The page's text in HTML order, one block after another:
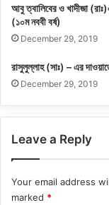
আবু ত্বালিবের ও খাদীজা
(১০ম নববী বর্ষ)
December 29, 2019
রাসুলুল্লাহ (সাঃ) – এর
December 29, 2019
Leave a Reply
Your email address
marked *